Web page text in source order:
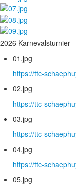
2026 Karnevalsturnier
01.jpg
https://ttc-
02.jpg
https://ttc-
03.jpg
https://ttc-
04.jpg
https://ttc-
05.jpg